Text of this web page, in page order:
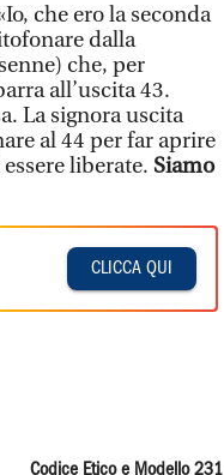
che ero la seconda
dalla
che, per
all’uscita 43.
La signora uscita
al 44 per far aprire
liberate. Siamo
CLICCA QUI
Codice Etico e Modello 231